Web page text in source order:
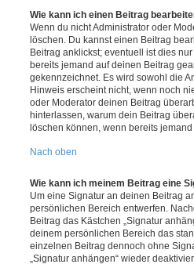
Wie kann ich einen Beitrag
Wenn du nicht Administrator oder
löschen. Du kannst einen Beitrag
Beitrag anklickst; eventuell ist dies
bereits jemand auf deinen Beitrag
gekennzeichnet. Es wird sowohl die
Hinweis erscheint nicht, wenn noch
oder Moderator deinen Beitrag
hinterlassen, warum dein Beitrag
löschen können, wenn bereits jemand
Nach oben
Wie kann ich meinem Beitrag eine
Um eine Signatur an deinen Beitrag
persönlichen Bereich entwerfen.
Beitrag das Kästchen „Signatur
deinem persönlichen Bereich das
einzelnen Beitrag dennoch ohne
„Signatur anhängen“ wieder